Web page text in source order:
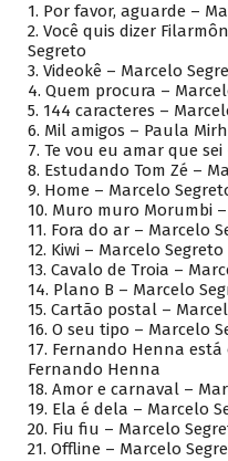
1. Por favor, aguarde –
2. Você quis dizer
Segreto
3. Videokê – Marcelo
4. Quem procura –
5. 144 caracteres –
6. Mil amigos – Paula
7. Te vou eu amar que
8. Estudando Tom Zé –
9. Home – Marcelo
10. Muro muro Morumbi
11. Fora do ar – Marcelo
12. Kiwi – Marcelo Segreto
13. Cavalo de Troia –
14. Plano B – Marcelo
15. Cartão postal –
16. O seu tipo – Marcelo
17. Fernando Henna
Fernando Henna
18. Amor e carnaval –
19. Ela é dela – Marcelo
20. Fiu fiu – Marcelo
21. Offline – Marcelo